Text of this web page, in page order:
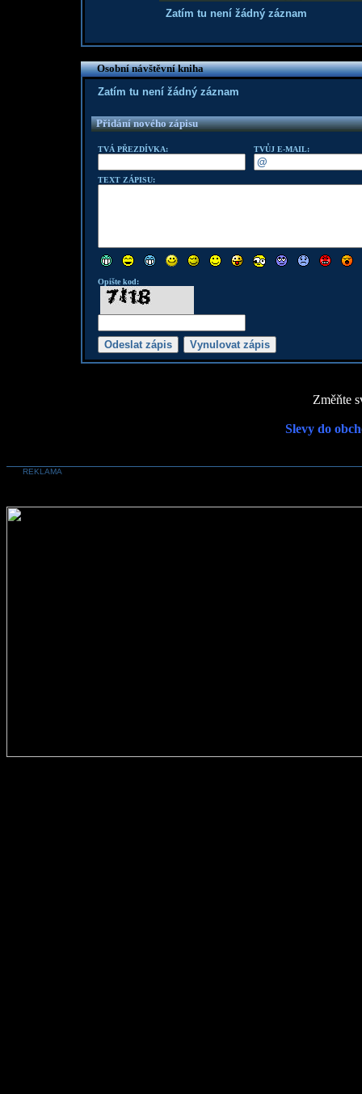
Zatím tu není žádný záznam
Osobní návštěvní kniha
Zatím tu není žádný záznam
Přidání nového zápisu
TVÁ PŘEZDÍVKA: TVŮJ E-MAIL:
TEXT ZÁPISU:
Opište kod:
Změňte
Slevy do
REKLAMA